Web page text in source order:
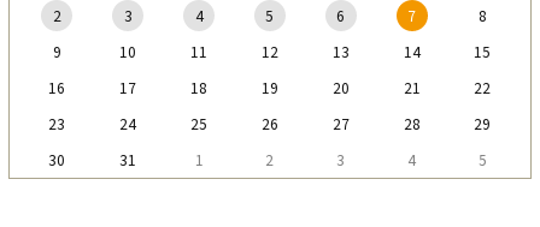
2
3 4 5 6 7
8
9
10 11 12 13 14
15
16
17 18 19 20 21
22
23
24 25 26 27 28
29
30
31 1 2 3 4 5